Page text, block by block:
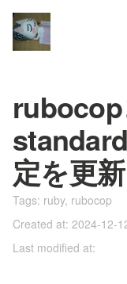
rubocop
定を更
Tags: ruby, rubocop
Created at: 2024-12-
Last modified at: